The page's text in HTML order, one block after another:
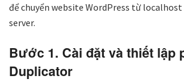
để chuyển website WordPress từ
server.
Bước 1. Cài đặt và thiết lập
Duplicator